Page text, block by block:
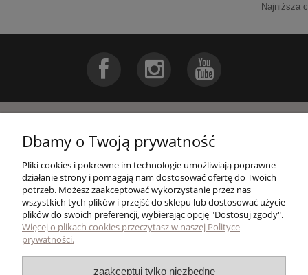
Druk zaproszeń na ślub z Canvy - jednokartkowe
zaproszenia A6 - 15x10
do koszyka
Najniższa
do
Pomoc
Moje konto
Płatności i dostawa
Skład tekstu zaproszenia
Dbamy o Twoją prywatność
Pliki cookies i pokrewne im technologie umożliwiają poprawne
działanie strony i pomagają nam dostosować ofertę do Twoich
potrzeb. Możesz zaakceptować wykorzystanie przez nas
wszystkich tych plików i przejść do sklepu lub dostosować użycie
plików do swoich preferencji, wybierając opcję "Dostosuj zgody".
Więcej o plikach cookies przeczytasz w naszej Polityce
prywatności.
zaakceptuj tylko niezbędne